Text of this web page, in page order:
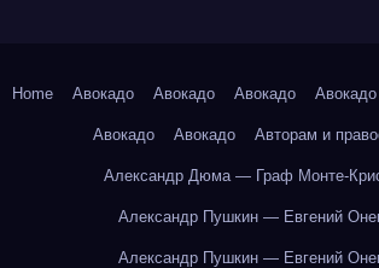
Home Авокадо Авокадо Авокадо Авокадо
Авокадо Авокадо Авторам и
Александр Дюма — Граф Монте-
Александр Пушкин — Евгений
Александр Пушкин — Евгений